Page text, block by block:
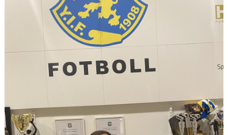
MATCHER
MFF SOMMARFOTBOLL
VÅRA CUPER